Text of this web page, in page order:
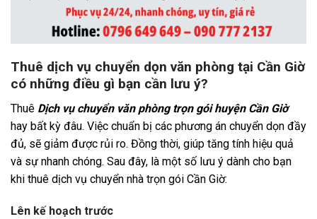
Thuê dịch vụ chuyển dọn văn phòng tại Cần Giờ
có những điều gì bạn cần lưu ý?
Thuê Dịch vụ chuyển văn phòng trọn gói huyện Cần Giờ
hay bất kỳ đâu. Việc chuẩn bị các phương án chuyển dọn đầy
đủ, sẽ giảm được rủi ro. Đồng thời, giúp tăng tính hiệu quả
và sự nhanh chóng. Sau đây, là một số lưu ý dành cho bạn
khi thuê dịch vụ chuyển nhà trọn gói Cần Giờ:
Lên kế hoạch trước